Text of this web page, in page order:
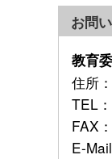
お問
教育
住所
TEL
FAX
E-Mail